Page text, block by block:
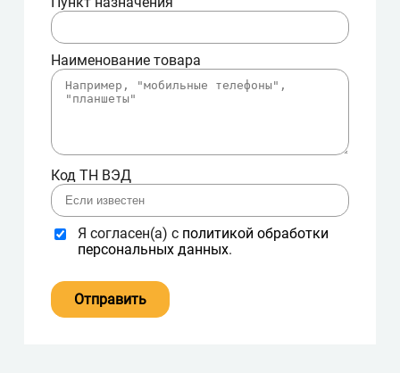
Наименование товара
Код ТН ВЭД
Я согласен(а) с политикой обработки
персональных данных.